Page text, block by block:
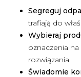
Segreguj
trafiają do
Wybieraj
oznaczenia
rozwiązania.
Świadomie